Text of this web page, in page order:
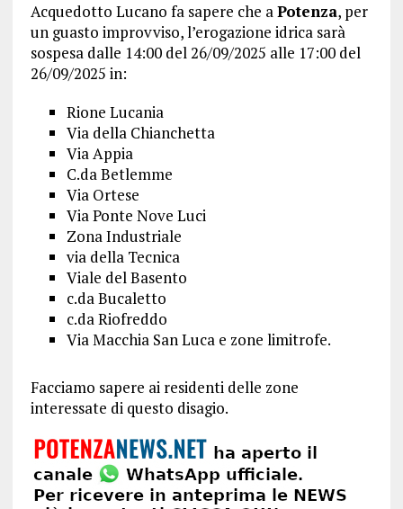
Acquedotto Lucano fa sapere che aPotenza, per
un guasto improvviso, l’erogazione idrica sarà
sospesa dalle 14:00 del 26/09/2025 alle 17:00 del
26/09/2025 in:
Rione Lucania
Via della Chianchetta
Via Appia
C.da Betlemme
Via Ortese
Via Ponte Nove Luci
Zona Industriale
via della Tecnica
Viale del Basento
c.da Bucaletto
c.da Riofreddo
Via Macchia San Luca e zone limitrofe.
Facciamo sapere ai residenti delle zone
interessate di questo disagio.